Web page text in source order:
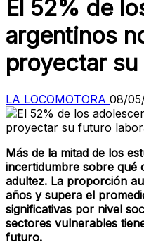
El 52% de
argentinos
proyectar su
LA LOCOMOTORA 08/
Más de la mitad de los
incertidumbre sobre qué
adultez. La proporción
años y supera el
significativas por nivel
sectores vulnerables
futuro. ​